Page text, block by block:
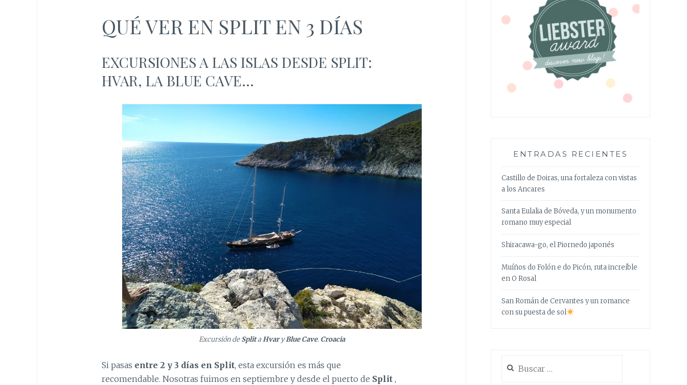
QUÉ VER EN SPLIT EN 3 DÍAS
EXCURSIONES A LAS ISLAS DESDE SPLIT:
HVAR, LA BLUE CAVE…
Excursión deSplitaHvaryBlue Cave. Croacia
Si pasas entre 2 y 3 días en Split, esta excursión es más que
recomendable. Nosotras fuimos en septiembre y desde el puerto de Split,
ENTRADAS RECIENTES
Castillo de Doiras, una fortaleza con vistas
a los Ancares
Santa Eulalia de Bóveda, y un monumento
romano muy especial
Shiracawa-go, el Piornedo japonés
Muíños do Folón e do Picón, ruta increíble
en O Rosal
San Román de Cervantes y un romance
con su puesta de sol